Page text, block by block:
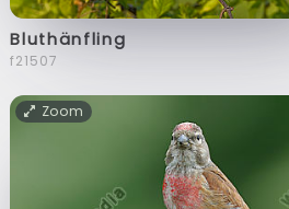
Bluthänfling
f21507
Zoom